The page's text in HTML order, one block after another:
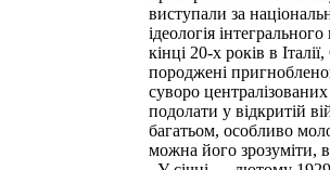
виступали за
ідеологія
кінці 20-х років в
породжені
суворо
подолати у відкритій
багатьом, особливо
можна його зрозуміти,